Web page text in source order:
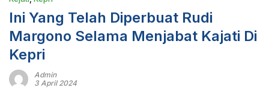
Ini Yang Telah Diperbuat Rudi
Margono Selama Menjabat Kajati Di
Kepri
Admin
3 April 2024